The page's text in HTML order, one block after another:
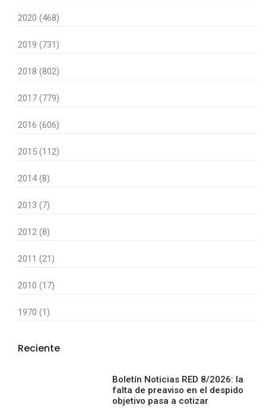
2020 (468)
2019 (731)
2018 (802)
2017 (779)
2016 (606)
2015 (112)
2014 (8)
2013 (7)
2012 (8)
2011 (21)
2010 (17)
1970 (1)
Reciente
Boletín Noticias RED 8/2026: la
falta de preaviso en el despido
objetivo pasa a cotizar